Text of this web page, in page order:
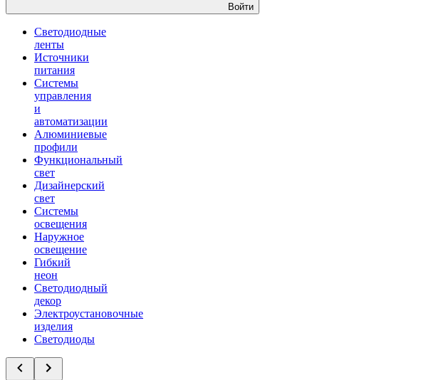
Войти
Светодиодные
ленты
Источники
питания
Системы
управления
и
автоматизации
Алюминиевые
профили
Функциональный
свет
Дизайнерский
свет
Системы
освещения
Наружное
освещение
Гибкий
неон
Светодиодный
декор
Электроустановочные
изделия
Светодиоды